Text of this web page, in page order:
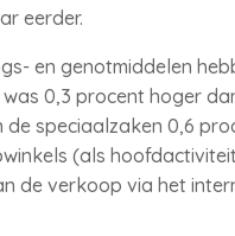
eerder.
en genotmiddelen
0,3 procent hoger
speciaalzaken 0,6
(als
de verkoop via het